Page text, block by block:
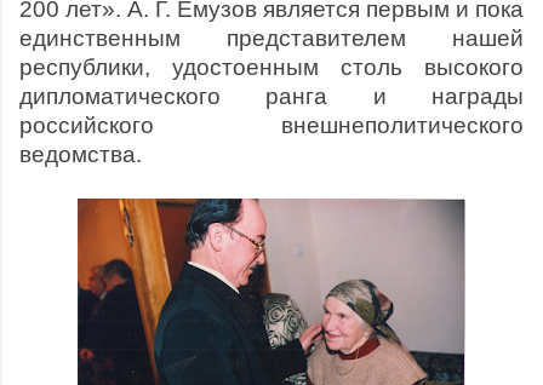
200 лет». А. Г. Емузов является первым и пока
единственным представителем нашей
республики, удостоенным столь высокого
дипломатического ранга и награды
российского внешнеполитического
ведомства.